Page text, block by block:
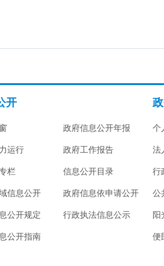
开
运行
栏
信息公开
公开规定
公开指南
政府信息公开年报
政府工作报告
信息公开目录
政府信息依申请公开
行政执法信息公示
个
法
行
公
阳
便